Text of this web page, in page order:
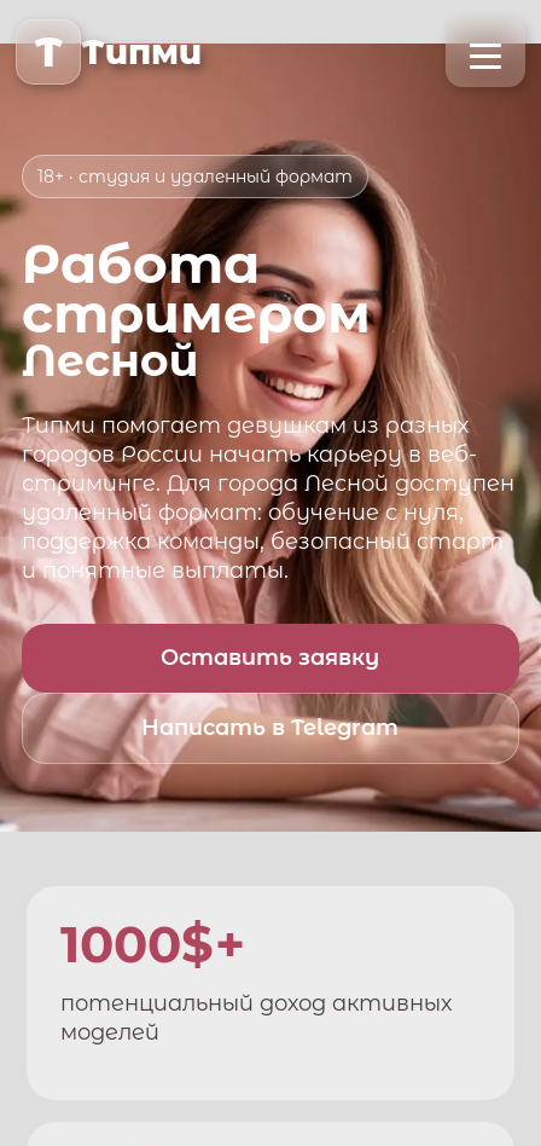
T Типми
18+ · студия и удаленный формат
Работа
стримером
Лесной
Типмипомогает девушкам из разных
городов России начать карьеру в веб-
стриминге. Для города Лесной доступен
удаленный формат: обучение с нуля,
поддержка команды, безопасный старт
и понятные выплаты.
Оставить заявку
Написать в Telegram
1000$+
потенциальный доход активных
моделей